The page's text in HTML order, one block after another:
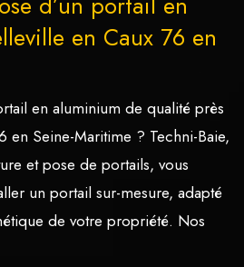
en Caux 76 en
en aluminium de qualité près
en Seine-Maritime ? Techni-Baie,
et pose de portails, vous
un portail sur-mesure, adapté
de votre propriété. Nos